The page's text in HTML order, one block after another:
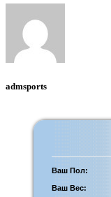
admsports
Ваш Пол:
Ваш Вес: